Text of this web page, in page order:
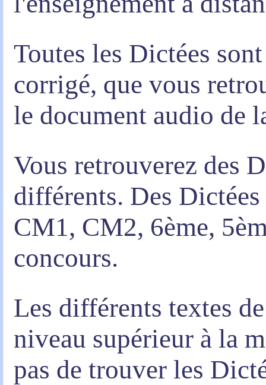
Toutes les Dictées
corrigé, que vous
le document audio de
Vous retrouverez des
différents. Des
CM1, CM2, 6ème,
concours.
Les différents textes
niveau supérieur à la
pas de trouver les